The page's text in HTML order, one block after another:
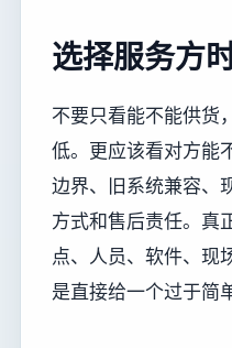
选择服务方
不要只看能不能供货
低。更应该看对方能
边界、旧系统兼容、
方式和售后责任。真
点、人员、软件、现
是直接给一个过于简